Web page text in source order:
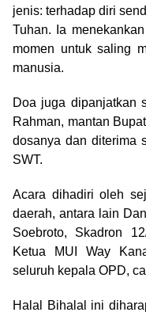
jenis: terhadap diri
Tuhan. Ia
momen untuk saling
manusia.
Doa juga dipanjatkan
Rahman, mantan
dosanya dan diterima
SWT.
Acara dihadiri oleh
daerah, antara lain
Soebroto, Skadron
Ketua MUI Way
seluruh kepala OPD,
Halal Bihalal ini